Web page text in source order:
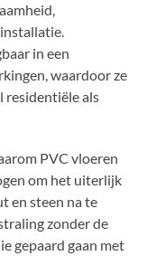
in een
waardoor ze
residentiële als
PVC vloeren
om het uiterlijk
en steen na te
zonder de
gepaard gaan met